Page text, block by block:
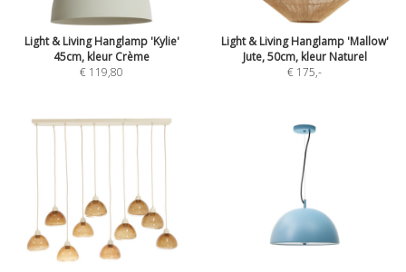
Light & Living Hanglamp 'Kylie'
45cm, kleur Crème
€ 119,80
Light & Living Hanglamp 'Mallow'
Jute, 50cm, kleur Naturel
€ 175,-